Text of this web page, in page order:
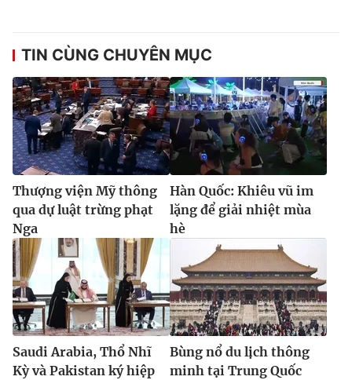
TIN CÙNG CHUYÊN MỤC
Thượng viện Mỹ thông
qua dự luật trừng phạt
Nga
Hàn Quốc: Khiêu vũ im
lặng để giải nhiệt mùa
hè
Saudi Arabia, Thổ Nhĩ
Kỳ và Pakistan ký hiệp
Bùng nổ du lịch thông
minh tại Trung Quốc